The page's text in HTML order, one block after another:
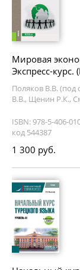
Мировая
Экспресс-курс.
Поляков В.В.
В.В., Щенин Р.К.,
ISBN: 978-5-406-
код 544387
1 300 руб.